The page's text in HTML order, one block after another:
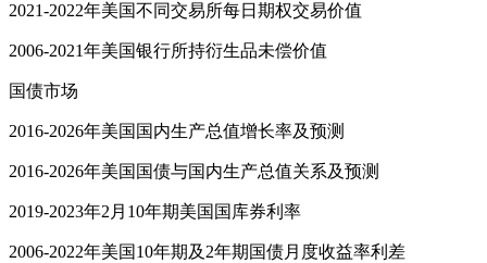
2021-2022年美国不同交易所每日期权交易价值
2006-2021年美国银行所持衍生品未偿价值
国债市场
2016-2026年美国国内生产总值增长率及预测
2016-2026年美国国债与国内生产总值关系及预测
2019-2023年2月10年期美国国库券利率
2006-2022年美国10年期及2年期国债月度收益率利差